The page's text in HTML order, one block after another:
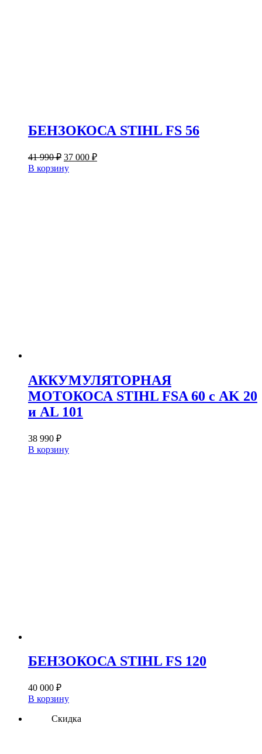
БЕНЗОКОСА STIHL FS 56
41 990₽ Первоначальная
цена
составляла
37 000 ₽Текущая
В корзину
АККУМУЛЯТОРНАЯ
МОТОКОСА STIHL FSA 60 с AK 20
и AL 101
38 990 ₽
В корзину
БЕНЗОКОСА STIHL FS 120
40 000 ₽
В корзину
Скидка